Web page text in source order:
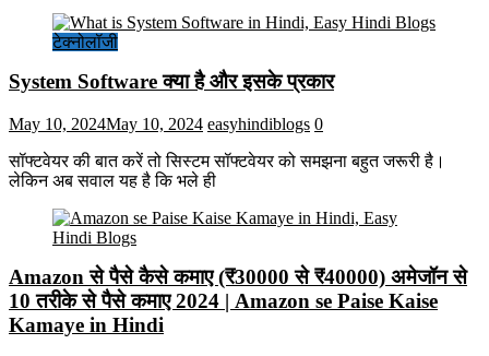
टेक्नोलॉजी
System Software क्या है और इसके प्रकार
May 10, 2024May 10, 2024 easyhindiblogs 0
सॉफ्टवेयर की बात करें तो सिस्टम सॉफ्टवेयर को समझना बहुत जरूरी है।
लेकिन अब सवाल यह है कि भले ही
Amazon से पैसे कैसे कमाए (₹30000 से ₹40000) अमेजॉन से
10 तरीके से पैसे कमाए 2024 | Amazon se Paise Kaise
Kamaye in Hindi